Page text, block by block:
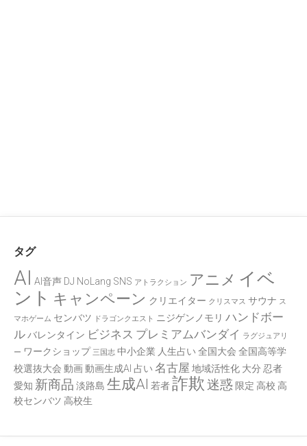
タグ
AI AI音声 DJ NoLang SNS アトラクション アニメ イベ
ント キャンペーン クリエイター クリスマス サウナ ス
マホゲーム センバツ ドラゴンクエスト ニジゲンノモリ ハンドボー
ルバレンタイン ビジネス プレミアムバンダイ ラグジュアリ
ー ワークショップ 三国志 中小企業 人生占い 全国大会 全国高等学
校選抜大会 動画動画生成AI 占い 名古屋 地域活性化 大分 忍者
愛知 新商品 淡路島 生成AI 若者詐欺 迷惑 限定 高校 高
校センバツ 高校生